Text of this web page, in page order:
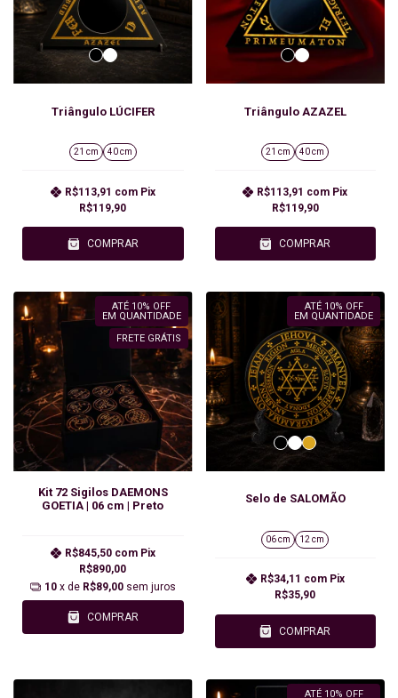
Triângulo LÚCIFER
21 cm 40 cm
R$119,90
R$113,91 com Pix
COMPRAR
Triângulo AZAZEL
21 cm 40 cm
R$119,90
R$113,91 com Pix
COMPRAR
ATÉ 10% OFF
EM QUANTIDADE
FRETE GRÁTIS
Kit 72 Sigilos DAEMONS
GOETIA | 06 cm | Preto
R$890,00
R$845,50 com Pix
10 x de R$89,00 sem juros
COMPRAR
ATÉ 10% OFF
EM QUANTIDADE
Selo de SALOMÃO
06 cm 12 cm
R$35,90
R$34,11 com Pix
COMPRAR
ATÉ 10% OFF